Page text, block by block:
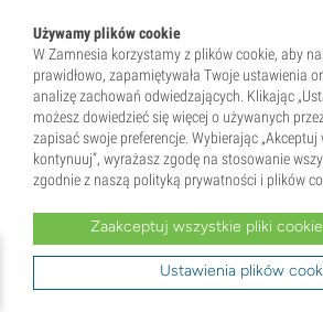
automatycznych i fotoperiodycznych
odpowiedniej odmiany staje się
Szybkie Fakty!
Jak pakowane są nasiona
Opakowanie jest proste i funkcjonalne:
przyciągająca wzrok szata graficzna.
fotoperiodyczne są oznaczone różnymi
kluczowe informacje o szczepie widać
oka.
Vision Seeds: filar
Używamy plików cookie
W Zamnesia korzystamy z plików cookie, aby
prawidłowo, zapamiętywała Twoje ustawienia
analizę zachowań odwiedzających. Klikając
możesz dowiedzieć się więcej o używanych
zapisać swoje preferencje. Wybierając
kontynuuj”, wyrażasz zgodę na stosowanie
zgodnie z naszą polityką prywatności i plików
Zaakceptuj wszystkie pliki
Ustawienia plików